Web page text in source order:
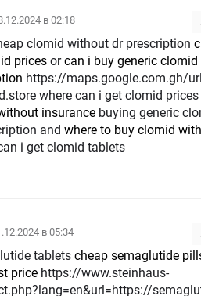
в 02:18
clomid without dr prescription
prices orcan i buy generic clomid
where can i get clomid prices
insurance buying generic
and where to buy clomid
i get clomid tablets
в 05:34
tablets cheap semaglutide
price